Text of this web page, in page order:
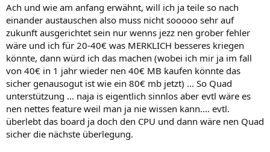
Ach und wie am anfang erwähnt, will ich ja teile so nach
einander austauschen also muss nicht sooooo sehr auf
zukunft ausgerichtet sein nur wenns jezz nen grober fehler
wäre und ich für 20-40€ was MERKLICH besseres kriegen
könnte, dann würd ich das machen (wobei ich mir ja im fall
von 40€ in 1 jahr wieder nen 40€ MB kaufen könnte das
sicher genausogut ist wie ein 80€ mb jetzt) ... So Quad
unterstützung ... naja is eigentlich sinnlos aber evtl wäre es
nen nettes feature weil man ja nie wissen kann.... evtl.
überlebt das board ja doch den CPU und dann wäre nen Quad
sicher die nächste überlegung.